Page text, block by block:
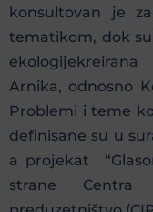
konsultovan je
tematikom, dok
Arnika, odnosno
Problemi i teme
definisane su u
a projekat
strane Centra